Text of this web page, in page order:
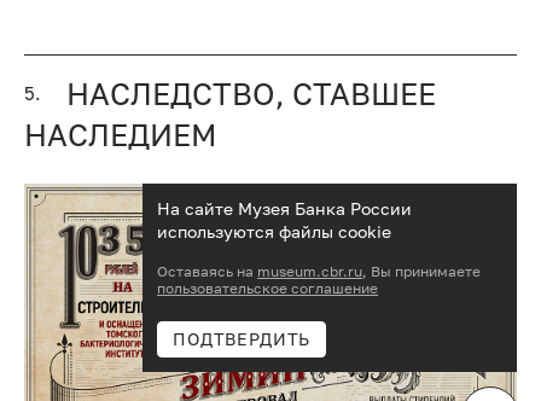
5.
НАСЛЕДСТВО, СТАВШЕЕ
НАСЛЕДИЕМ
На сайте Музея Банка России
используются файлы cookie
Оставаясь на museum.cbr.ru, Вы принимаете
пользовательское соглашение
ПОДТВЕРДИТЬ